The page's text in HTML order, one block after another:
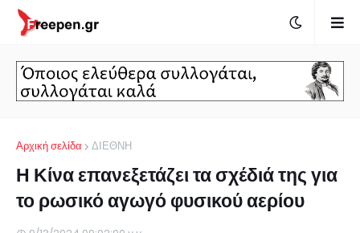
Αρχική σελίδα ΔΙΕΘΝΗ
Η Κίνα επανεξετάζει τα σχέδιά της για
το ρωσικό αγωγό φυσικού αερίου